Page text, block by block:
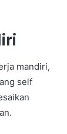
mandiri,
self